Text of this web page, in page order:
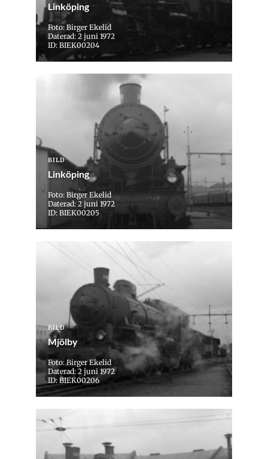
Linköping
Foto: Birger Ekelid
Daterad: 2 juni 1972
ID: BIEK00204
BILD
Linköping
Foto: Birger Ekelid
Daterad: 2 juni 1972
ID: BIEK00205
BILD
Mjölby
Foto: Birger Ekelid
Daterad: 2 juni 1972
ID: BIEK00206